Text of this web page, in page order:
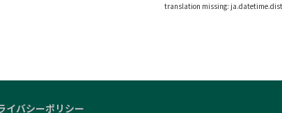
translation missing:
イバシーポリシー